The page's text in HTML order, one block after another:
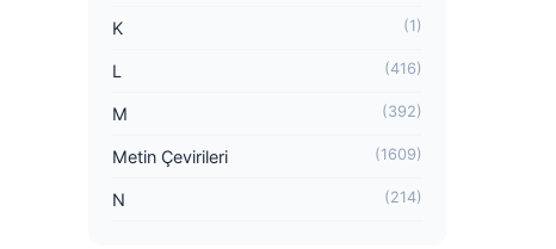
K (1)
L (416)
M (392)
Metin Çevirileri (1609)
N (214)